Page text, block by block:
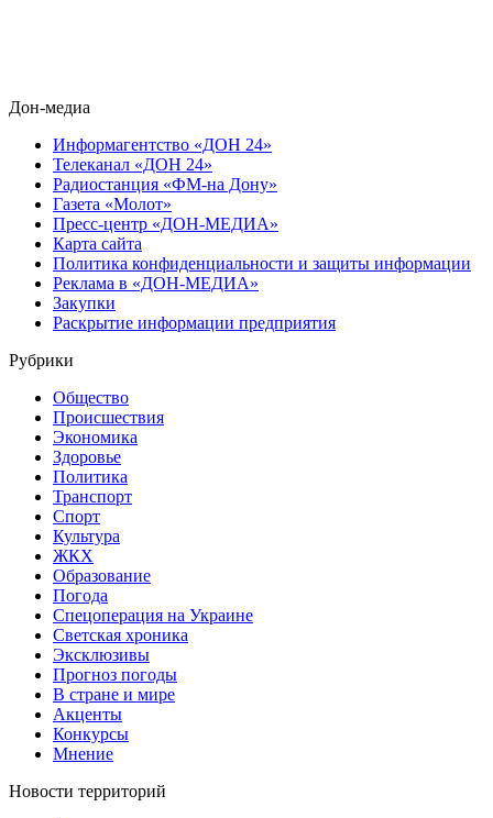
Дон-медиа
Информагентство «ДОН 24»
Телеканал «ДОН 24»
Радиостанция «ФМ-на Дону»
Газета «Молот»
Пресс-центр «ДОН-МЕДИА»
Карта сайта
Политика конфиденциальности и защиты информации
Реклама в «ДОН-МЕДИА»
Закупки
Раскрытие информации предприятия
Рубрики
Общество
Происшествия
Экономика
Здоровье
Политика
Транспорт
Спорт
Культура
ЖКХ
Образование
Погода
Спецоперация на Украине
Светская хроника
Эксклюзивы
Прогноз погоды
В стране и мире
Акценты
Конкурсы
Мнение
Новости территорий